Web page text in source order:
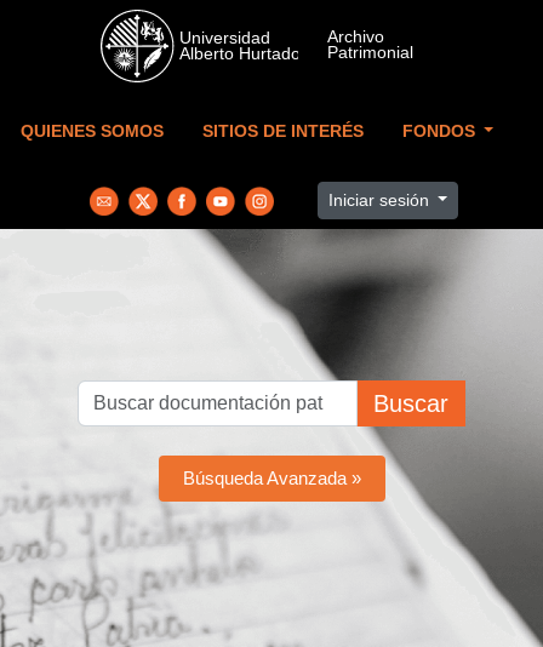
Skip to main content
QUIENES SOMOS SITIOS DE INTERÉS FONDOS
Iniciar sesión
Buscar
Búsqueda Avanzada »